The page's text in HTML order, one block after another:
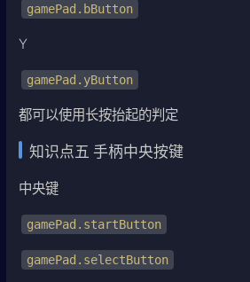
gamePad.bButton
Y
gamePad.yButton
都可以使用长按抬起的判定
知识点五 手柄中央按键
中央键
gamePad.startButton
gamePad.selectButton